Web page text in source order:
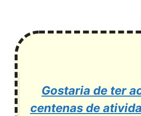
Gostaria de ter
centenas de